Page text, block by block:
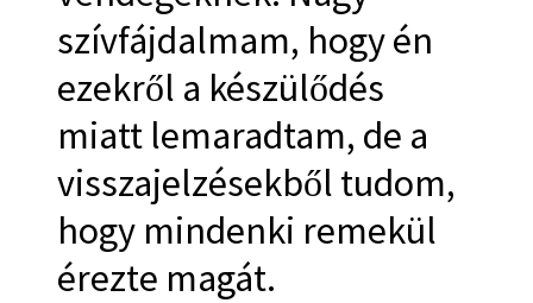
szívfájdalmam, hogy én
ezekről a készülődés
miatt lemaradtam, de a
visszajelzésekből tudom,
hogy mindenki remekül
érezte magát.